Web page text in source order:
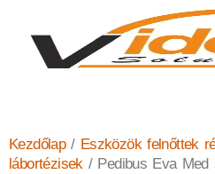
Kezdőlap/ Eszközök felnőttek
lábortézisek/ Pedibus Eva Med